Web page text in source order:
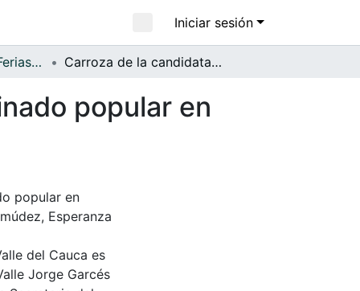
Iniciar sesión
APFFVC - Fiestas, Ferias y Carnavales - Patrimonial
popular en
popular en
Esperanza